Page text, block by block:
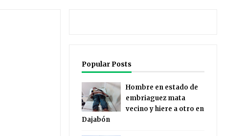
Popular Posts
Hombre en estado de
embriaguez mata
vecino y hiere a otro en
Dajabón